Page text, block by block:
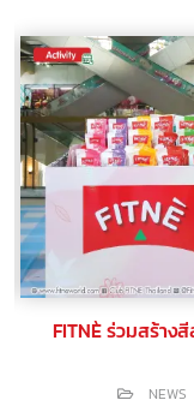
FITNÈ ร่วมสร้าง
NEWS